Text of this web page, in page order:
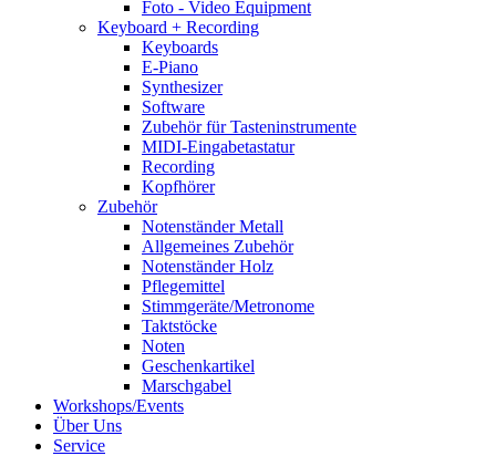
Foto - Video Equipment
Keyboard + Recording
Keyboards
E-Piano
Synthesizer
Software
Zubehör für Tasteninstrumente
MIDI-Eingabetastatur
Recording
Kopfhörer
Zubehör
Notenständer Metall
Allgemeines Zubehör
Notenständer Holz
Pflegemittel
Stimmgeräte/Metronome
Taktstöcke
Noten
Geschenkartikel
Marschgabel
Workshops/Events
Über Uns
Service